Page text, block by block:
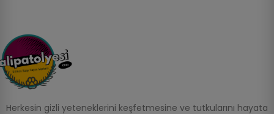
Herkesin gizli yeteneklerini keşfetmesine ve tutkularını hayata